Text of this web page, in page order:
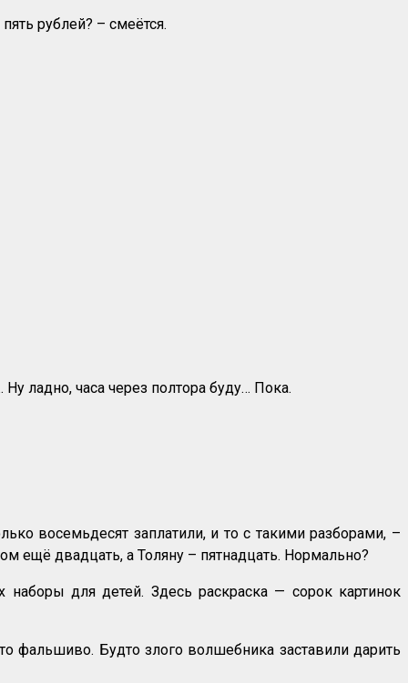
рублей? – смеётся.
ладно, часа через полтора буду… Пока.
восемьдесят заплатили, и то с такими разборами, –
ещё двадцать, а Толяну – пятнадцать. Нормально?
для детей. Здесь раскраска — сорок картинок
фальшиво. Будто злого волшебника заставили дарить